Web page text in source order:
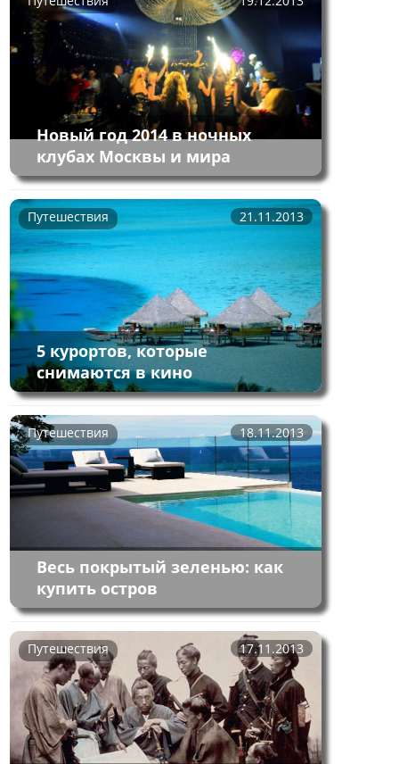
Новый год 2014 в ночных
клубах Москвы и мира
Путешествия 21.11.2013
5 курортов, которые
снимаются в кино
Путешествия 18.11.2013
Весь покрытый зеленью: как
купить остров
Путешествия 17.11.2013